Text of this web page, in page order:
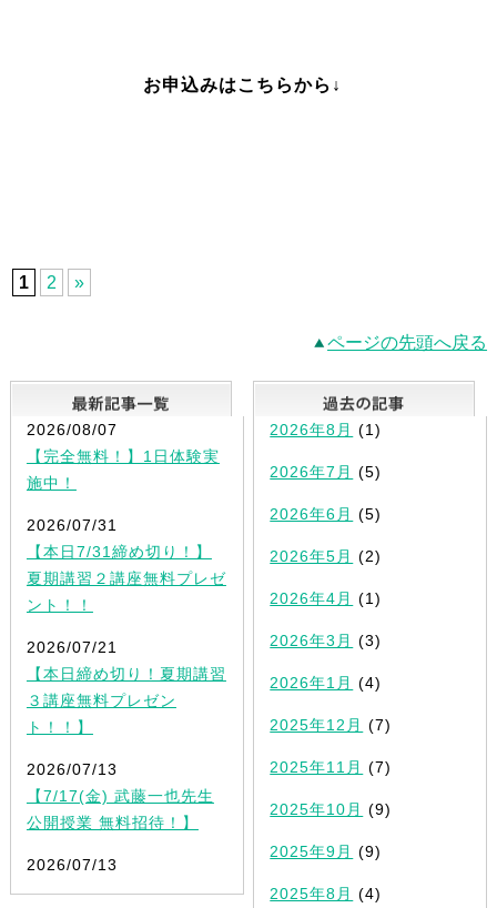
お申込みはこちらから↓
1 2 »
ページの先頭へ戻る
最新記事一覧
2026/08/07
【完全無料！】1日体験実
施中！
2026/07/31
【本日7/31締め切り！】
夏期講習２講座無料プレゼ
ント！！
2026/07/21
【本日締め切り！夏期講習
３講座無料プレゼン
ト！！】
2026/07/13
【7/17(金) 武藤一也先生
公開授業 無料招待！】
2026/07/13
2026年8月 (1)
2026年7月 (5)
2026年6月 (5)
2026年5月 (2)
2026年4月 (1)
2026年3月 (3)
2026年1月 (4)
2025年12月 (7)
2025年11月 (7)
2025年10月 (9)
2025年9月 (9)
2025年8月 (4)